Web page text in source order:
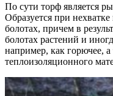
По сути торф является
Образуется при
болотах, причем в
болотах растений и
например, как горючее, а
теплоизоляционного